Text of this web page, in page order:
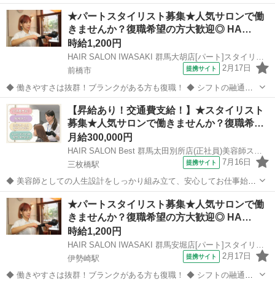
ませんか？ ◆ 美容師として定年の75歳まで安心して働ける環境を整
え、技術だけではなく、マネジメント業務なども幅広く学べます。 美
容師としての人生設計をしっ...
群馬 みどり市 岩宿駅 美容師
★パートスタイリスト募集★人気サロンで働
きませんか？復職希望の方大歓迎◎ HA…
時給1,200円
前橋市
提携サイト 2月17日
◆ 働きやすさは抜群！ブランクがある方も復職！ ◆ シフトの融通が
利くため、自分のライフスタイルに合わせて働けます◎ブランクのあ
る方も分かりやすいレッスンで技術に自身をつけてから安心してデビ
ューできます 働きやすさは抜群...
群馬 前橋市 美容師
【昇給あり！交通費支給！】★スタイリスト
募集★人気サロンで働きませんか？復職希…
月給300,000円
三枚橋駅
提携サイト 7月16日
◆ 美容師としての人生設計をしっかり組み立て、安心してお仕事始め
ませんか？ ◆ 美容師として定年の75歳まで安心して働ける環境を整
え、技術だけではなく、マネジメント業務なども幅広く学べます。 美
容師としての人生設計をしっ...
群馬 太田市 三枚橋駅 美容師
★パートスタイリスト募集★人気サロンで働
きませんか？復職希望の方大歓迎◎ HA…
時給1,200円
伊勢崎駅
提携サイト 2月17日
◆ 働きやすさは抜群！ブランクがある方も復職！ ◆ シフトの融通が